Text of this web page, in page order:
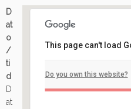
Arrangement
This page can't load
Do you own this website?
D
at
o
/
ti
d
D
at